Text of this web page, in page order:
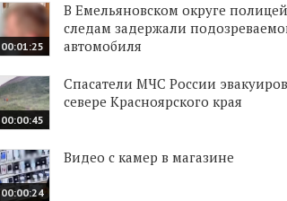
00:01:25
В Емельяновском округе
следам задержали
автомобиля
00:00:45
Спасатели МЧС России
севере Красноярского края
00:00:24
Видео с камер в магазине